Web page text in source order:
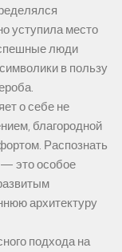
уступила место
люди
в пользу
о себе не
благородной
Распознать
это особое
архитектуру
подхода на